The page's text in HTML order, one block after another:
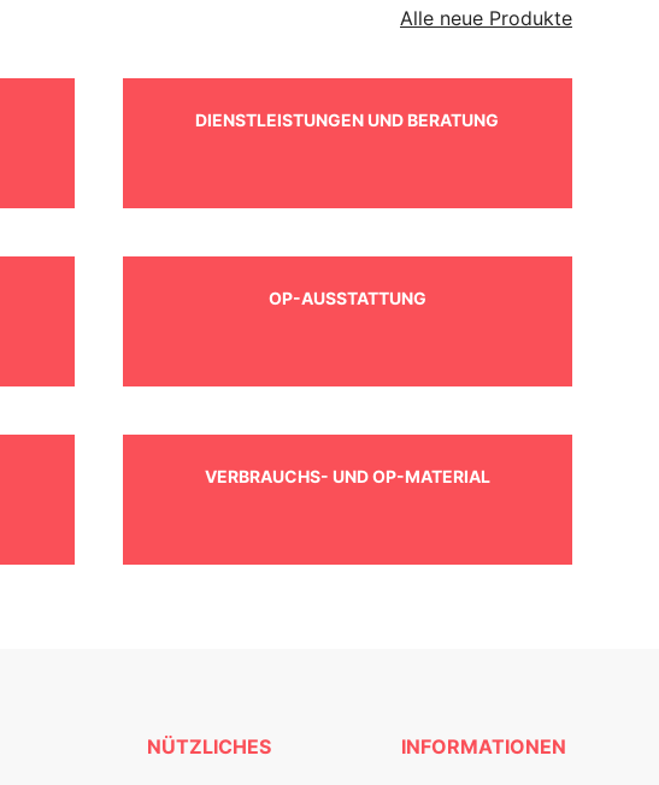
Alle neue Produkte
DIENSTLEISTUNGEN UND BERATUNG
OP-AUSSTATTUNG
VERBRAUCHS- UND OP-MATERIAL
NÜTZLICHES INFORMATIONEN